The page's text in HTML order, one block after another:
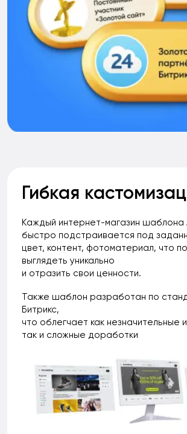
Гибкая
Каждый интернет-магазин
быстро подстраивается под
цвет, контент, фотоматериал, что
выглядеть уникально
и отразить свои ценности.
Также шаблон разработан по
Битрикс,
что облегчает как незначительные
так и сложные доработки